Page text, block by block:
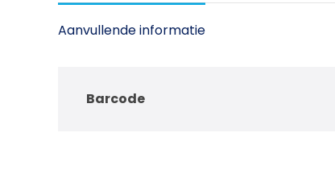
Aanvullende informatie
Barcode